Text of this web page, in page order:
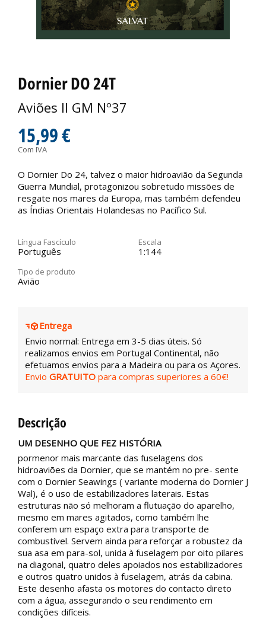
Dornier DO 24T
Aviões II GM Nº37
15,99 €
Com IVA
O Dornier Do 24, talvez o maior hidroavião da Segunda
Guerra Mundial, protagonizou sobretudo missões de
resgate nos mares da Europa, mas também defendeu
as Índias Orientais Holandesas no Pacífico Sul.
Língua Fascículo
Português
Escala
1:144
Tipo de produto
Avião
Entrega
Envio normal: Entrega em 3-5 dias úteis. Só
realizamos envios em Portugal Continental, não
efetuamos envios para a Madeira ou para os Açores.
Envio GRATUITO para compras superiores a 60€!
Descrição
UM DESENHO QUE FEZ HISTÓRIA
pormenor mais marcante das fuselagens dos
hidroaviões da Dornier, que se mantém no pre- sente
com o Dornier Seawings ( variante moderna do Dornier J
Wal), é o uso de estabilizadores laterais. Estas
estruturas não só melhoram a flutuação do aparelho,
mesmo em mares agitados, como também lhe
conferem um espaço extra para transporte de
combustível. Servem ainda para reforçar a robustez da
sua asa em para-sol, unida à fuselagem por oito pilares
na diagonal, quatro deles apoiados nos estabilizadores
e outros quatro unidos à fuselagem, atrás da cabina.
Este desenho afasta os motores do contacto direto
com a água, assegurando o seu rendimento em
condições difíceis.